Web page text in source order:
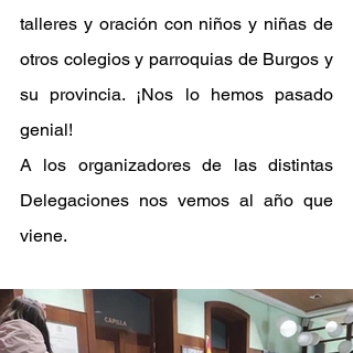
talleres y oración con niños y niñas de
otros colegios y parroquias de Burgos y
su provincia. ¡Nos lo hemos pasado
genial!
A los organizadores de las distintas
Delegaciones nos vemos al año que
viene.